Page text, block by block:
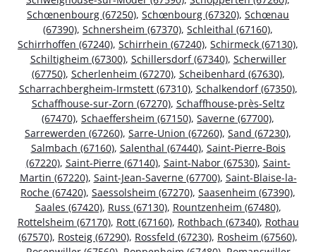
Schœnenbourg (67250), Schœnbourg (67320), Schœnau
(67390), Schnersheim (67370), Schleithal (67160),
Schirrhoffen (67240), Schirrhein (67240), Schirmeck (67130),
Schiltigheim (67300), Schillersdorf (67340), Scherwiller
(67750), Scherlenheim (67270), Scheibenhard (67630),
Scharrachbergheim-Irmstett (67310), Schalkendorf (67350),
Schaffhouse-sur-Zorn (67270), Schaffhouse-près-Seltz
(67470), Schaeffersheim (67150), Saverne (67700),
Sarrewerden (67260), Sarre-Union (67260), Sand (67230),
Salmbach (67160), Salenthal (67440), Saint-Pierre-Bois
(67220), Saint-Pierre (67140), Saint-Nabor (67530), Saint-
Martin (67220), Saint-Jean-Saverne (67700), Saint-Blaise-la-
Roche (67420), Saessolsheim (67270), Saasenheim (67390),
Saales (67420), Russ (67130), Rountzenheim (67480),
Rottelsheim (67170), Rott (67160), Rothbach (67340), Rothau
(67570), Rosteig (67290), Rossfeld (67230), Rosheim (67560),